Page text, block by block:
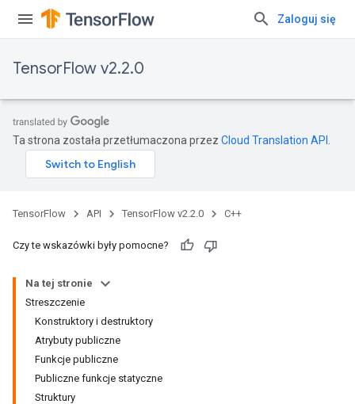
Zaloguj się
TensorFlow v2.2.0
Ta strona została przetłumaczona przez Cloud Translation API
TensorFlow API TensorFlow v2.2.0 C++
Czy te wskazówki były pomocne?
Na tej stronie
Streszczenie
Konstruktory i destruktory
Atrybuty publiczne
Funkcje publiczne
Publiczne funkcje statyczne
Struktury